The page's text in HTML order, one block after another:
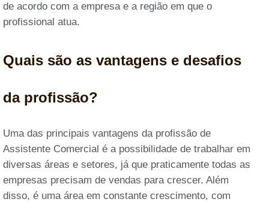
de acordo com a empresa e a região em que o
profissional atua.
Quais são as vantagens e desafios
da profissão?
Uma das principais vantagens da profissão de
Assistente Comercial é a possibilidade de trabalhar em
diversas áreas e setores, já que praticamente todas as
empresas precisam de vendas para crescer. Além
disso, é uma área em constante crescimento, com